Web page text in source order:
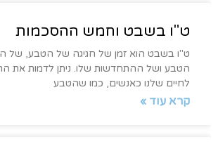
ט"ו בשבט וחמש ההסכמות
ט"ו בשבט הוא זמן של חגיגה של הטבע, של
הטבע ושל ההתחדשות שלו. ניתן לדמות את
לחיים שלנו כאנשים, כמו שהטבע
קרא עוד »